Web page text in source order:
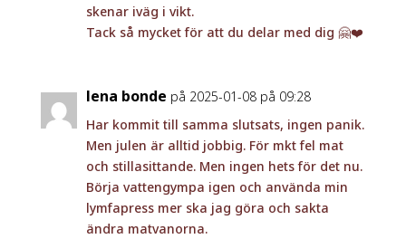
skenar iväg i vikt.
Tack så mycket för att du delar med dig 🤗❤️
lena bonde på 2025-01-08 på 09:28
Har kommit till samma slutsats, ingen panik.
Men julen är alltid jobbig. För mkt fel mat
och stillasittande. Men ingen hets för det nu.
Börja vattengympa igen och använda min
lymfapress mer ska jag göra och sakta
ändra matvanorna.